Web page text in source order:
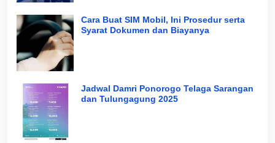
Cara Buat SIM Mobil, Ini Prosedur serta
Syarat Dokumen dan Biayanya
Jadwal Damri Ponorogo Telaga Sarangan
dan Tulungagung 2025